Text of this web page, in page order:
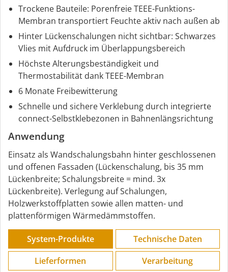
Trockene Bauteile: Porenfreie TEEE-Funktions-
Membran transportiert Feuchte aktiv nach außen ab
Hinter Lückenschalungen nicht sichtbar: Schwarzes
Vlies mit Aufdruck im Überlappungsbereich
Höchste Alterungsbeständigkeit und
Thermostabilität dank TEEE-Membran
6 Monate Freibewitterung
Schnelle und sichere Verklebung durch integrierte
connect-Selbstklebezonen in Bahnenlängsrichtung
Anwendung
Einsatz als Wandschalungsbahn hinter geschlossenen
und offenen Fassaden (Lückenschalung, bis 35 mm
Lückenbreite; Schalungsbreite = mind. 3x
Lückenbreite). Verlegung auf Schalungen,
Holzwerkstoffplatten sowie allen matten- und
plattenförmigen Wärmedämmstoffen.
System-Produkte
Technische Daten
Lieferformen
Verarbeitung